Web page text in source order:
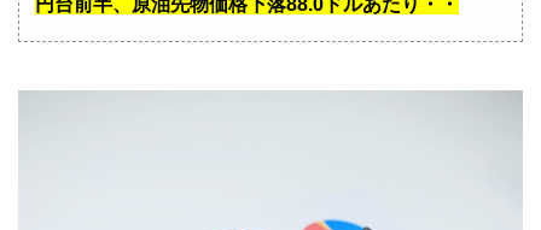
円台前半、原油先物価格下落88.0ドルあたり・・